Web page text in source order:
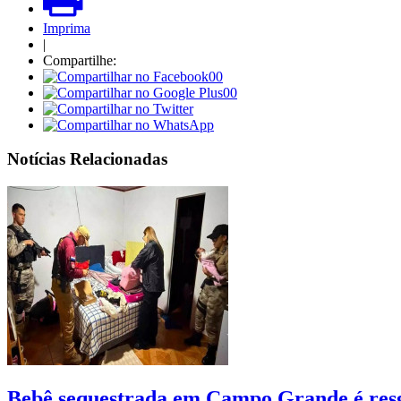
Imprima
|
Compartilhe:
00
00
Notícias Relacionadas